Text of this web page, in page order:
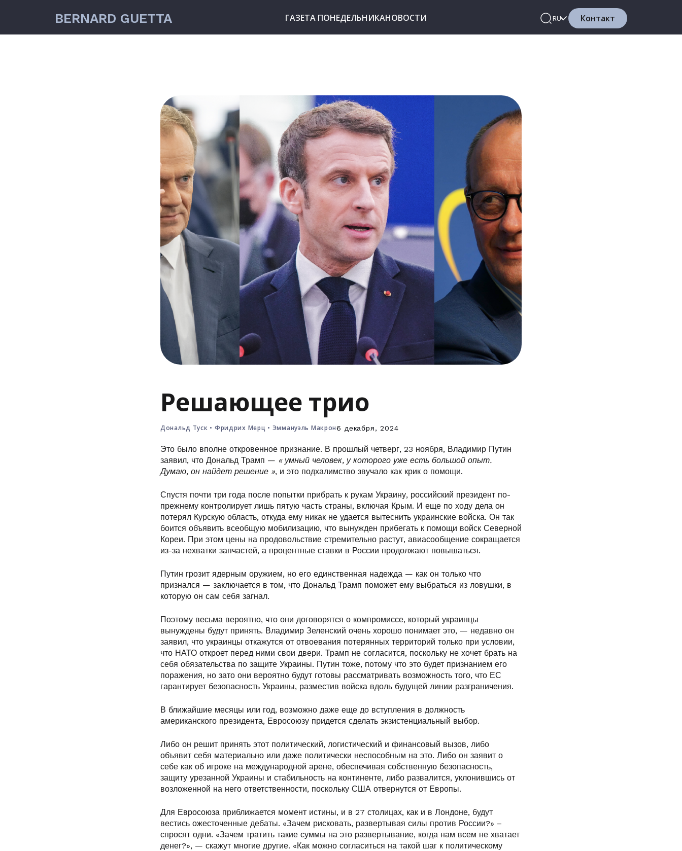
BERNARD GUETTA ГАЗЕТА ПОНЕДЕЛЬНИКАНОВОСТИ RU Контакт
Решающее трио
Дональд Туск • Фридрих Мерц • Эммануэль Макрон6 декабря, 2024
Это было вполне откровенное признание. В прошлый четверг, 23 ноября, Владимир Путин
заявил, что Дональд Трамп — « умный человек, у которого уже есть большой опыт.
Думаю, он найдет решение », и это подхалимство звучало как крик о помощи.
Спустя почти три года после попытки прибрать к рукам Украину, российский президент по-
прежнему контролирует лишь пятую часть страны, включая Крым. И еще по ходу дела он
потерял Курскую область, откуда ему никак не удается вытеснить украинские войска. Он так
боится объявить всеобщую мобилизацию, что вынужден прибегать к помощи войск Северной
Кореи. При этом цены на продовольствие стремительно растут, авиасообщение сокращается
из-за нехватки запчастей, а процентные ставки в России продолжают повышаться.
Путин грозит ядерным оружием, но его единственная надежда — как он только что
признался — заключается в том, что Дональд Трамп поможет ему выбраться из ловушки, в
которую он сам себя загнал.
Поэтому весьма вероятно, что они договорятся о компромиссе, который украинцы
вынуждены будут принять. Владимир Зеленский очень хорошо понимает это, — недавно он
заявил, что украинцы откажутся от отвоевания потерянных территорий только при условии,
что НАТО откроет перед ними свои двери. Трамп не согласится, поскольку не хочет брать на
себя обязательства по защите Украины. Путин тоже, потому что это будет признанием его
поражения, но зато они вероятно будут готовы рассматривать возможность того, что ЕС
гарантирует безопасность Украины, разместив войска вдоль будущей линии разграничения.
В ближайшие месяцы или год, возможно даже еще до вступления в должность
американского президента, Евросоюзу придется сделать экзистенциальный выбор.
Либо он решит принять этот политический, логистический и финансовый вызов, либо
объявит себя материально или даже политически неспособным на это. Либо он заявит о
себе как об игроке на международной арене, обеспечивая собственную безопасность,
защиту урезанной Украины и стабильность на континенте, либо развалится, уклонившись от
возложенной на него ответственности, поскольку США отвернутся от Европы.
Для Евросоюза приближается момент истины, и в 27 столицах, как и в Лондоне, будут
вестись ожесточенные дебаты. «Зачем рисковать, развертывая силы против России?» –
спросят одни. «Зачем тратить такие суммы на это развертывание, когда нам всем не хватает
денег?», — скажут многие другие. «Как можно согласиться на такой шаг к политическому